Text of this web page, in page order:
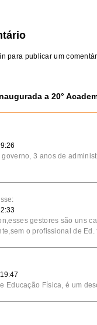
para publicar um
a 20°
governo, 3 anos de
gestores são uns
o profissional de
Educação Física, é um